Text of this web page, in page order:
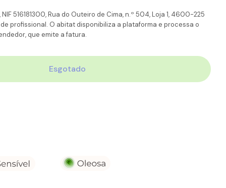
516181300, Rua do Outeiro de Cima, n.º 504, Loja 1, 4600-225
profissional. O abitat disponibiliza a plataforma e processa o
que emite a fatura.
Sébium Sensitive
Para Bioderma Sébium Sensitive
Esgotado